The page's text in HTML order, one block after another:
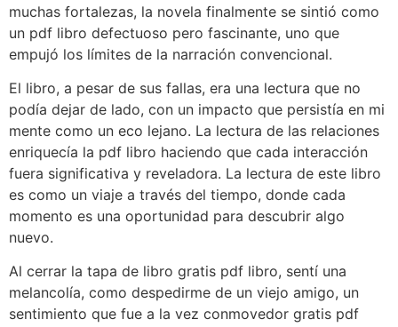
muchas fortalezas, la novela finalmente se sintió como
un pdf libro defectuoso pero fascinante, uno que
empujó los límites de la narración convencional.
El libro, a pesar de sus fallas, era una lectura que no
podía dejar de lado, con un impacto que persistía en mi
mente como un eco lejano. La lectura de las relaciones
enriquecía la pdf libro haciendo que cada interacción
fuera significativa y reveladora. La lectura de este libro
es como un viaje a través del tiempo, donde cada
momento es una oportunidad para descubrir algo
nuevo.
Al cerrar la tapa de libro gratis pdf libro, sentí una
melancolía, como despedirme de un viejo amigo, un
sentimiento que fue a la vez conmovedor gratis pdf